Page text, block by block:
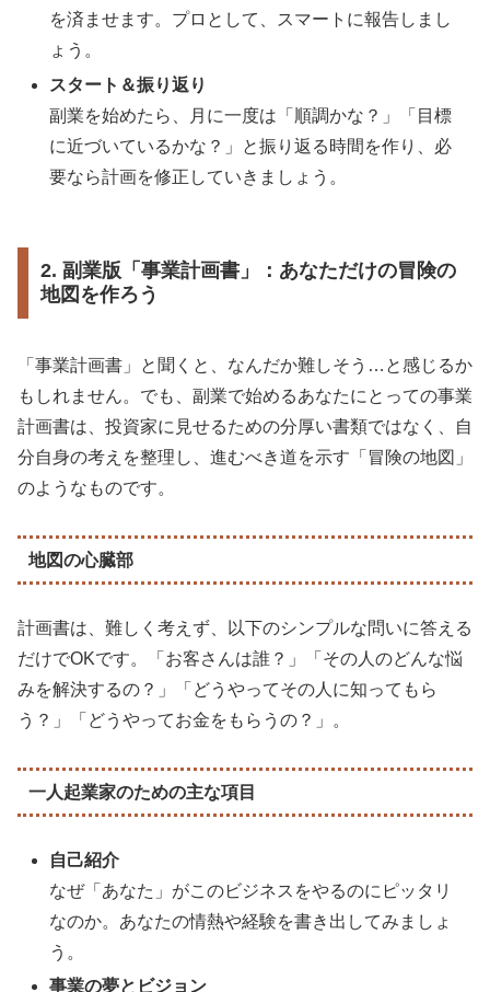
を済ませます。プロとして、スマートに報告しまし
ょう。
スタート＆振り返り
副業を始めたら、月に一度は「順調かな？」「目標
に近づいているかな？」と振り返る時間を作り、必
要なら計画を修正していきましょう。
2. 副業版「事業計画書」：あなただけの冒険の
地図を作ろう
「事業計画書」と聞くと、なんだか難しそう…と感じるか
もしれません。でも、副業で始めるあなたにとっての事業
計画書は、投資家に見せるための分厚い書類ではなく、自
分自身の考えを整理し、進むべき道を示す「冒険の地図」
のようなものです。
地図の心臓部
計画書は、難しく考えず、以下のシンプルな問いに答える
だけでOKです。「お客さんは誰？」「その人のどんな悩
みを解決するの？」「どうやってその人に知ってもら
う？」「どうやってお金をもらうの？」。
一人起業家のための主な項目
自己紹介
なぜ「あなた」がこのビジネスをやるのにピッタリ
なのか。あなたの情熱や経験を書き出してみましょ
う。
事業の夢とビジョン